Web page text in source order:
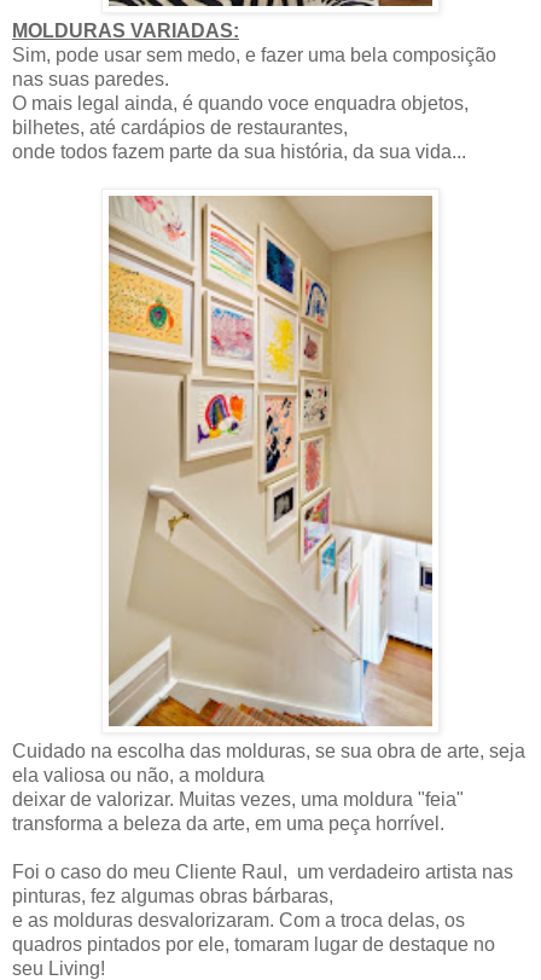
MOLDURAS VARIADAS:
Sim, pode usar sem medo, e fazer uma bela composição
nas suas paredes.
O mais legal ainda, é quando voce enquadra objetos,
bilhetes, até cardápios de restaurantes,
onde todos fazem parte da sua história, da sua vida...
Cuidado na escolha das molduras, se sua obra de arte, seja
ela valiosa ou não, a moldura
deixar de valorizar. Muitas vezes, uma moldura "feia"
transforma a beleza da arte, em uma peça horrível.
Foi o caso do meu Cliente Raul, um verdadeiro artista nas
pinturas, fez algumas obras bárbaras,
e as molduras desvalorizaram. Com a troca delas, os
quadros pintados por ele, tomaram lugar de destaque no
seu Living!